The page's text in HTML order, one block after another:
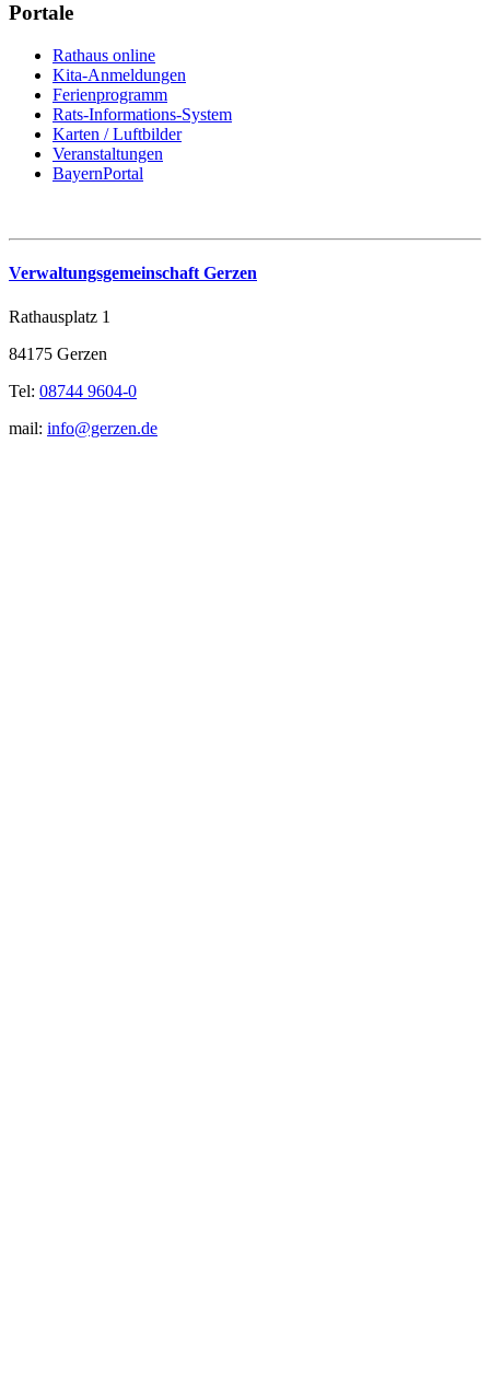
Portale
Rathaus online
Kita-Anmeldungen
Ferienprogramm
Rats-Informations-System
Karten / Luftbilder
Veranstaltungen
BayernPortal
Verwaltungsgemeinschaft Gerzen
Rathausplatz 1
84175 Gerzen
Tel: 08744 9604-0
mail: info@gerzen.de